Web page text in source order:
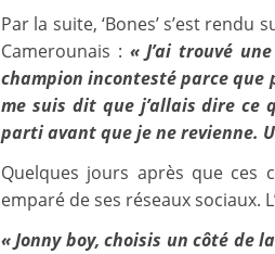
Par la suite, ‘Bones’ s’est
Camerounais : « J’ai trouvé
champion incontesté parce que
me suis dit que j’allais dire ce
parti avant que je ne revienne.
Quelques jours après que ces
emparé de ses réseaux sociaux.
« Jonny boy, choisis un côté de